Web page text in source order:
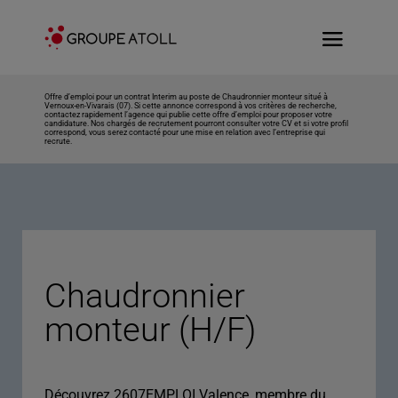
Offre d’emploi pour un contrat Interim au poste de Chaudronnier monteur situé à
Vernoux-en-Vivarais (07). Si cette annonce correspond à vos critères de recherche,
contactez rapidement l’agence qui publie cette offre d’emploi pour proposer votre
candidature. Nos chargés de recrutement pourront consulter votre CV et si votre profil
correspond, vous serez contacté pour une mise en relation avec l’entreprise qui
recrute.
Chaudronnier
monteur (H/F)